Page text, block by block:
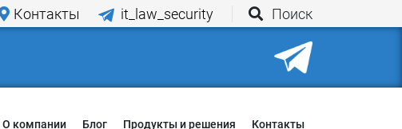
Контакты it_law_security Поиск
О компании Блог Продукты и решения Контакты